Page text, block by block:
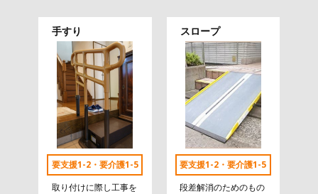
手すり
要支援1-2・要介護1-5
取り付けに際し工事を
スロープ
要支援1-2・要介護1-5
段差解消のためのもの